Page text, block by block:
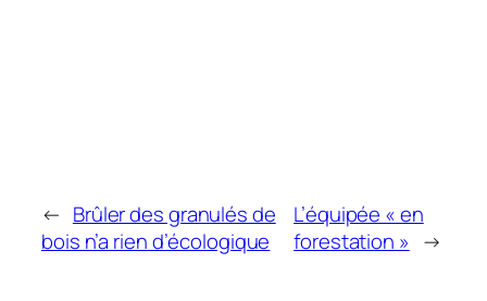
← Brûler des granulés de
bois n’a rien d’écologique
L’équipée « en
forestation » →